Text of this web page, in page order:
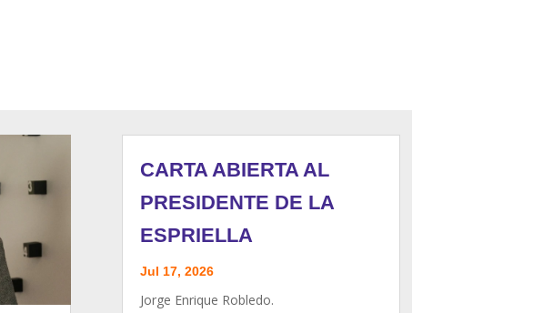
CARTA ABIERTA AL
PRESIDENTE DE LA
ESPRIELLA
Jul 17, 2026
Jorge Enrique Robledo.